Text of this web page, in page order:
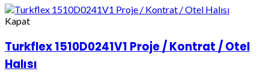
Kapat
Turkflex 1510D0241V1 Proje / Kontrat / Otel
Halısı